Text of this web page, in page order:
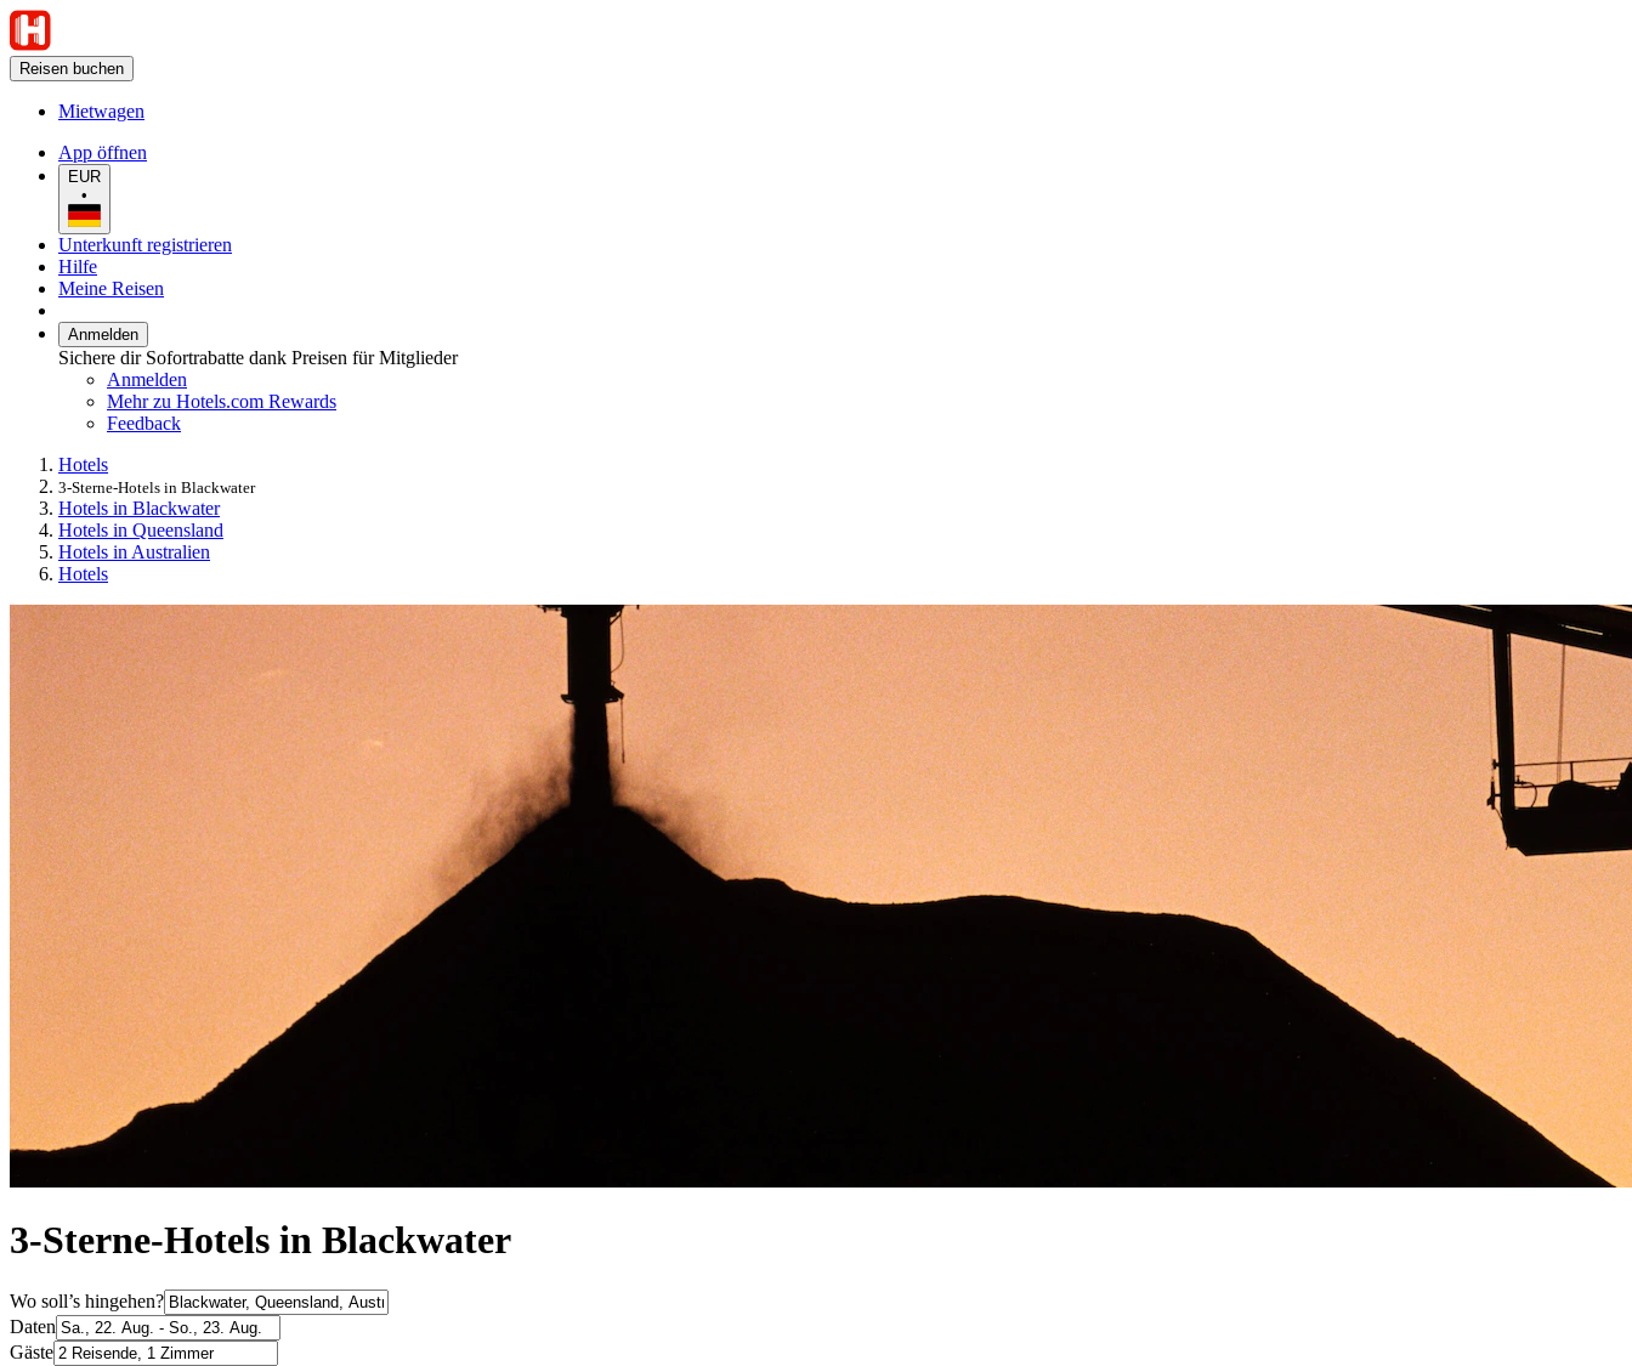
Reisen buchen
Mietwagen
App öffnen
EUR
•
Unterkunft registrieren
Hilfe
Meine Reisen
Anmelden
Sichere dir Sofortrabatte dank Preisen für Mitglieder
Anmelden
Mehr zu Hotels.com Rewards
Feedback
Hotels
3-Sterne-Hotels in Blackwater
Hotels in Blackwater
Hotels in Queensland
Hotels in Australien
Hotels
3-Sterne-Hotels in Blackwater
Wo soll’s hingehen?
Daten
Gäste